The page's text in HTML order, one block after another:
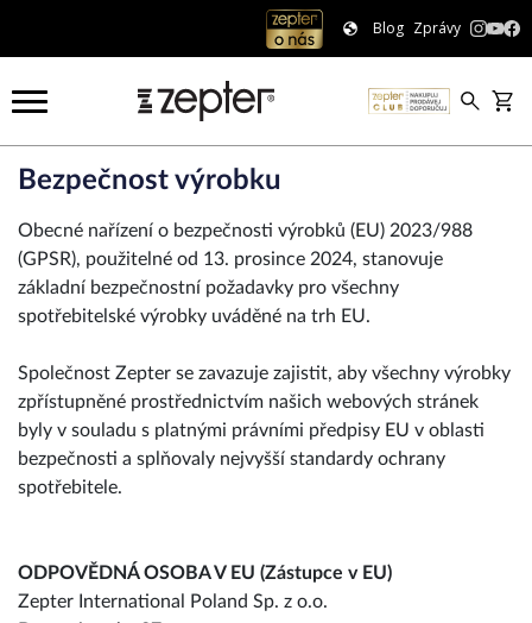
Blog Zprávy
Bezpečnost výrobku
Obecné nařízení o bezpečnosti výrobků (EU) 2023/988
(GPSR), použitelné od 13. prosince 2024, stanovuje
základní bezpečnostní požadavky pro všechny
spotřebitelské výrobky uváděné na trh EU.
Společnost Zepter se zavazuje zajistit, aby všechny výrobky
zpřístupněné prostřednictvím našich webových stránek
byly v souladu s platnými právními předpisy EU v oblasti
bezpečnosti a splňovaly nejvyšší standardy ochrany
spotřebitele.
ODPOVĚDNÁ OSOBA V EU (Zástupce v EU)
Zepter International Poland Sp. z o.o.